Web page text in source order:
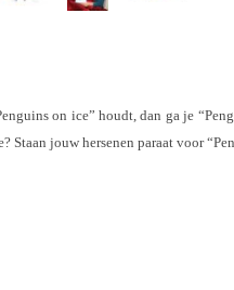
on ice” houdt, dan ga je
jouw hersenen paraat voor